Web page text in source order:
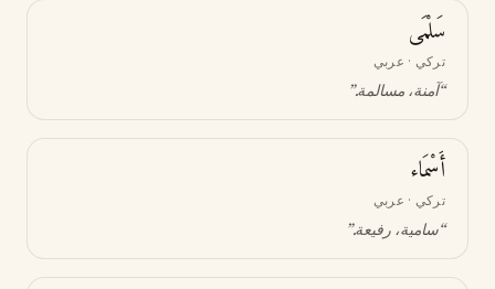
سَلْمَى
تركي · عربي
“آمنة، مسالمة.”
أَسْمَاء
تركي · عربي
“سامية، رفيعة.”